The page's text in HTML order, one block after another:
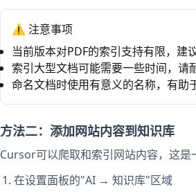
⚠️ 注意事项
当前版本对PDF的索引支持有限，
索引大型文档可能需要一些时间，请
命名文档时使用有意义的名称，有助
方法二：添加网站内容到知识库
Cursor可以爬取和索引网站内容，这是
在设置面板的"AI → 知识库"区域